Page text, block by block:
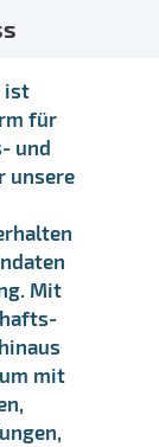
ist
für
und
unsere
Mit
mit